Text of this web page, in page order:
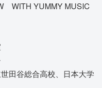
WITH YUMMY MUSIC
田谷総合高校、日本大学